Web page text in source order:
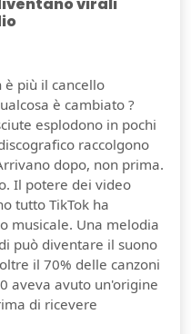
è più il cancello
è cambiato ?
esplodono in pochi
raccolgono
dopo, non prima.
Il potere dei video
tutto TikTok ha
musicale. Una melodia
può diventare il suono
il 70% delle canzoni
aveva avuto un'origine
di ricevere